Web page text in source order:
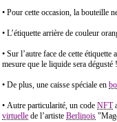
• Pour cette occasion, la bouteille
• L’étiquette arrière de couleur
• Sur l’autre face de cette
mesure que le liquide sera dégusté
• De plus, une caisse spéciale en
• Autre particularité, un code NFT
virtuelle de l’artiste Berlinois